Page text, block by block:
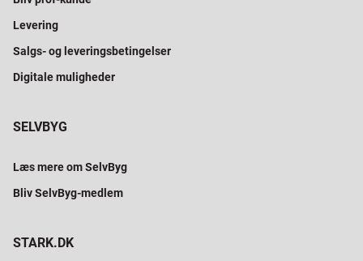
Levering
Salgs- og leveringsbetingelser
Digitale muligheder
SELVBYG
Læs mere om SelvByg
Bliv SelvByg-medlem
STARK.DK